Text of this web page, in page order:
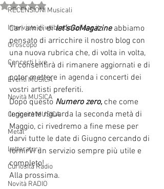
RECENSIONI Musicali
Interviste di webradioitaliane.it
Oroscopo
Concerti Live
Eventi MUSICA
Novità MUSICA
Curiosità MUSICA
Metal
Letteratura
Curiosità Radio
Novità RADIO
Valutazione NaN stelle su 5.
Cari amici di let'sGoMagazine abbiamo
pensato di arricchire il nostro blog con
una nuova rubrica che, di volta in volta,
Vi consentirà di rimanere aggiornati e di
poter mettere in agenda i concerti dei
vostri artisti preferiti.
Dopo questo Numero zero, che come
leggerete riguarda la seconda metà di
Maggio, ci rivedremo a fine mese per
darvi tutte le date di Giugno cercando di
fornirVi un servizio sempre più utile e
completo!
Alla prossima.